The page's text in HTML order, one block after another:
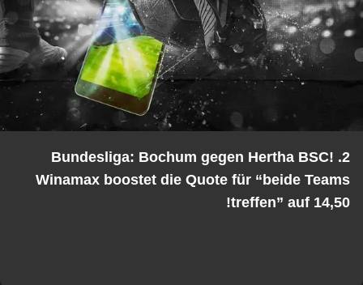
2. Bundesliga: Bochum gegen Hertha BSC!
Winamax boostet die Quote für “beide Teams
treffen” auf 14,50!